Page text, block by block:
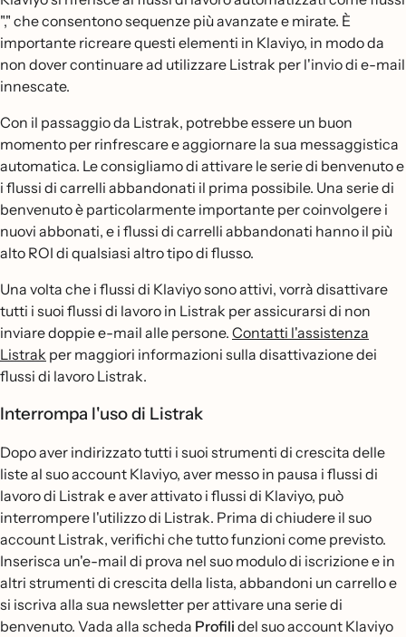
"," che consentono sequenze più avanzate e mirate. È
importante ricreare questi elementi in Klaviyo, in modo da
non dover continuare ad utilizzare Listrak per l'invio di e-mail
innescate.
Con il passaggio da Listrak, potrebbe essere un buon
momento per rinfrescare e aggiornare la sua messaggistica
automatica. Le consigliamo di attivare le serie di benvenuto e
i flussi di carrelli abbandonati il prima possibile. Una serie di
benvenuto è particolarmente importante per coinvolgere i
nuovi abbonati, e i flussi di carrelli abbandonati hanno il più
alto ROI di qualsiasi altro tipo di flusso.
Una volta che i flussi di Klaviyo sono attivi, vorrà disattivare
tutti i suoi flussi di lavoro in Listrak per assicurarsi di non
inviare doppie e-mail alle persone. Contatti l'assistenza
Listrak per maggiori informazioni sulla disattivazione dei
flussi di lavoro Listrak.
Interrompa l'uso di Listrak
Dopo aver indirizzato tutti i suoi strumenti di crescita delle
liste al suo account Klaviyo, aver messo in pausa i flussi di
lavoro di Listrak e aver attivato i flussi di Klaviyo, può
interrompere l'utilizzo di Listrak. Prima di chiudere il suo
account Listrak, verifichi che tutto funzioni come previsto.
Inserisca un'e-mail di prova nel suo modulo di iscrizione e in
altri strumenti di crescita della lista, abbandoni un carrello e
si iscriva alla sua newsletter per attivare una serie di
benvenuto. Vada alla scheda Profili del suo account Klaviyo